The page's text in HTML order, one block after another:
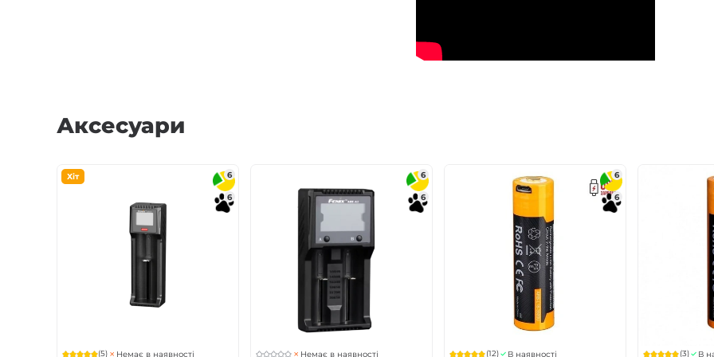
Аксесуари
Хіт 6
6
(5) Немає в наявності
6
6
Немає в наявності
6
6
(12) В наявності (3) В